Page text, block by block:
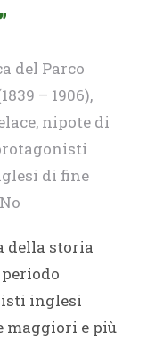
del Parco
– 1906),
nipote di
di fine
della storia
inglesi
maggiori e più